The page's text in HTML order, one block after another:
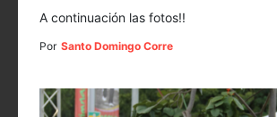
A continuación las fotos!!
Por Santo Domingo Corre